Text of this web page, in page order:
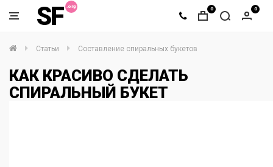
SF 0 0
Статьи Составление спиральных букетов
КАК КРАСИВО СДЕЛАТЬ
СПИРАЛЬНЫЙ БУКЕТ